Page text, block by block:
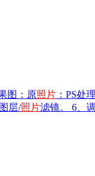
图：原照片 ：PS处
层/照片滤镜。 6、